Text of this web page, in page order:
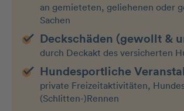
an gemieteten, geliehenen oder
Sachen
Deckschäden (gewollt &
durch Deckakt des versicherten
Hundesportliche
private Freizeitaktivitäten,
(Schlitten-)Rennen